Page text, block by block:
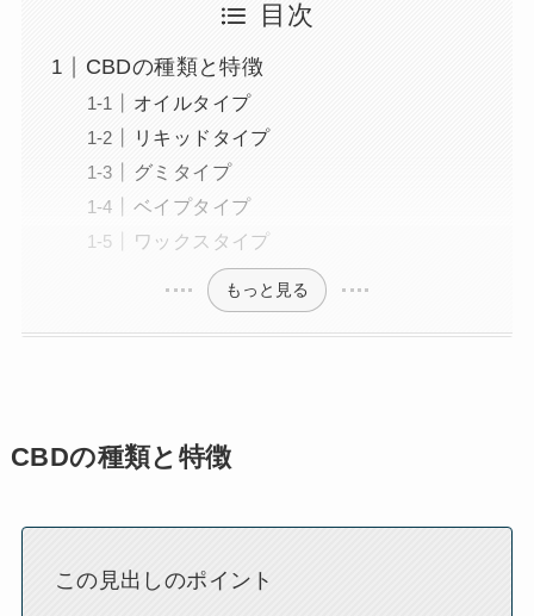
目次
CBDの種類と特徴
オイルタイプ
リキッドタイプ
グミタイプ
ベイプタイプ
ワックスタイプ
もっと見る
CBDの種類と特徴
この見出しのポイント